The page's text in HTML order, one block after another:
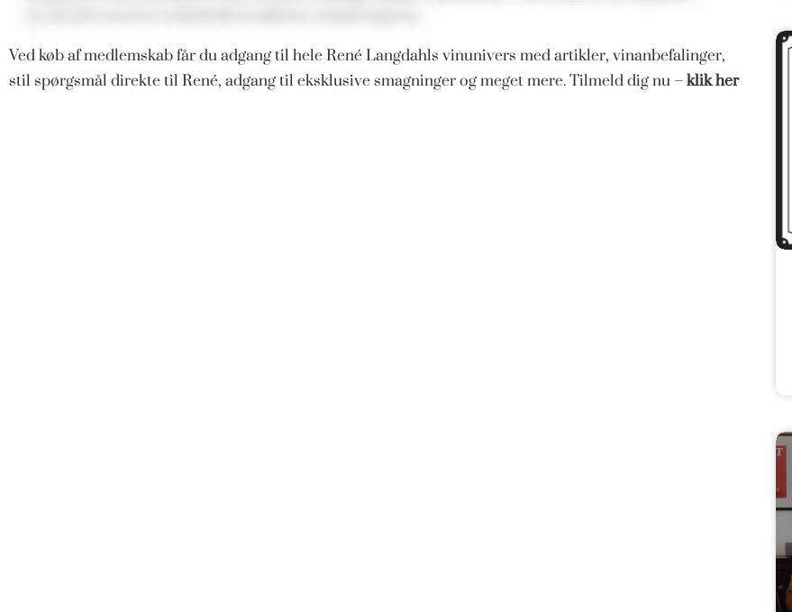
Ved køb af medlemskab får du adgang til hele René Langdahls vinunivers med artikler, vinanbefalinger,
stil spørgsmål direkte til René, adgang til eksklusive smagninger og meget mere. Tilmeld dig nu – klik her